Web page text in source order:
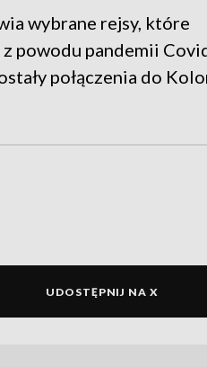
wybrane rejsy, które
z powodu pandemii
połączenia do
UDOSTĘPNIJ NA X